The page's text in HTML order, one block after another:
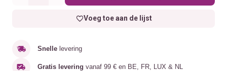
Voeg toe aan de lijst
Snelle levering
Gratis levering vanaf 99 € en BE, FR, LUX & NL